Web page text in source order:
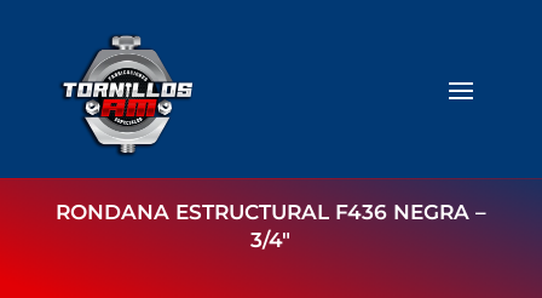
RONDANA ESTRUCTURAL F436 NEGRA –
3/4″